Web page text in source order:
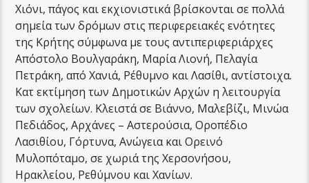
Χιόνι, πάγος και εκχιονιστικά βρίσκονται σε πολλά
σημεία των δρόμων στις περιφερειακές ενότητες
της Κρήτης σύμφωνα με τους αντιπεριφεριάρχες
Απόστολο Βουλγαράκη, Μαρία Λιονή, Πελαγία
Πετράκη, από Χανιά, Ρέθυμνο και Λασίθι, αντίστοιχα.
Κατ εκτίμηση των Δημοτικών Αρχών η λειτουργία
των σχολείων. Κλειστά σε Βιάννο, Μαλεβίζι, Μινώα
Πεδιάδος, Αρχάνες – Αστερούσια, Οροπέδιο
Λασιθίου, Γόρτυνα, Ανώγεια και Ορεινό
Μυλοπόταμο, σε χωριά της Χερσονήσου,
Ηρακλείου, Ρεθύμνου και Χανίων.